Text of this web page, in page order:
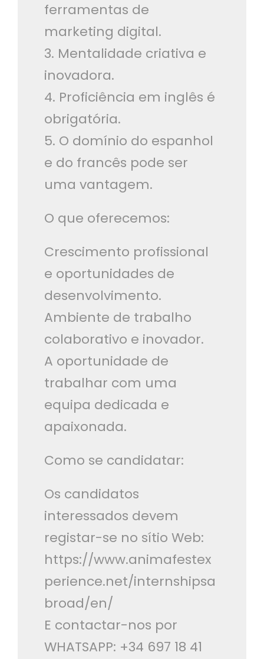
ferramentas de
marketing digital.
3. Mentalidade criativa e
inovadora.
4. Proficiência em inglês é
obrigatória.
5. O domínio do espanhol
e do francês pode ser
uma vantagem.
O que oferecemos:
Crescimento profissional
e oportunidades de
desenvolvimento.
Ambiente de trabalho
colaborativo e inovador.
A oportunidade de
trabalhar com uma
equipa dedicada e
apaixonada.
Como se candidatar:
Os candidatos
interessados devem
registar-se no sítio Web:
https://www.animafestex
perience.net/internshipsa
broad/en/
E contactar-nos por
WHATSAPP: +34 697 18 41